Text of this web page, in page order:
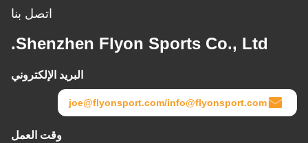
اتصل بنا
Shenzhen Flyon Sports Co., Ltd.
البريد الإلكتروني
joe@flyonsport.com/info@flyonsport.com
وقت العمل